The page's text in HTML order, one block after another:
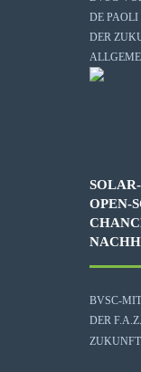
DE
DER
OPEN-
BVSC-
DER